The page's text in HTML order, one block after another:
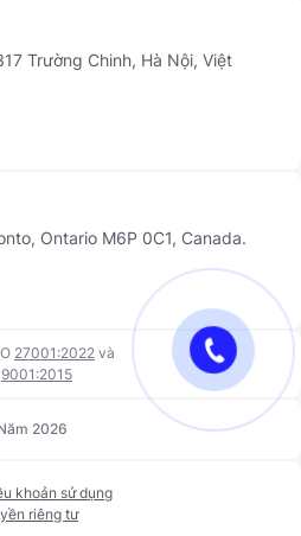
Trường Chinh, Hà Nội, Việt
Ontario M6P 0C1, Canada.
27001:2022 và
9001:2015
2026
khoản sử dụng
riêng tư